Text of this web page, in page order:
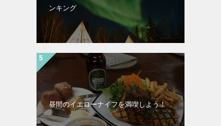
ンキング
昼間のイエローナイフを満喫しよう！